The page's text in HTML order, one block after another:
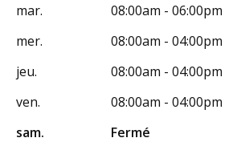
mar.
08:00am - 06:00pm
mer.
08:00am - 04:00pm
jeu.
08:00am - 04:00pm
ven.
08:00am - 04:00pm
sam.
Fermé